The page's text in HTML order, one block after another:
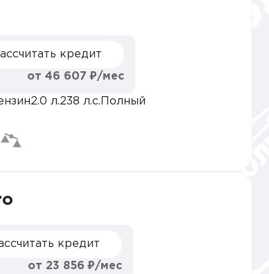
кредит
от 46 607 ₽/мес
2.0 л.238 л.с. Полный
кредит
от 23 856 ₽/мес